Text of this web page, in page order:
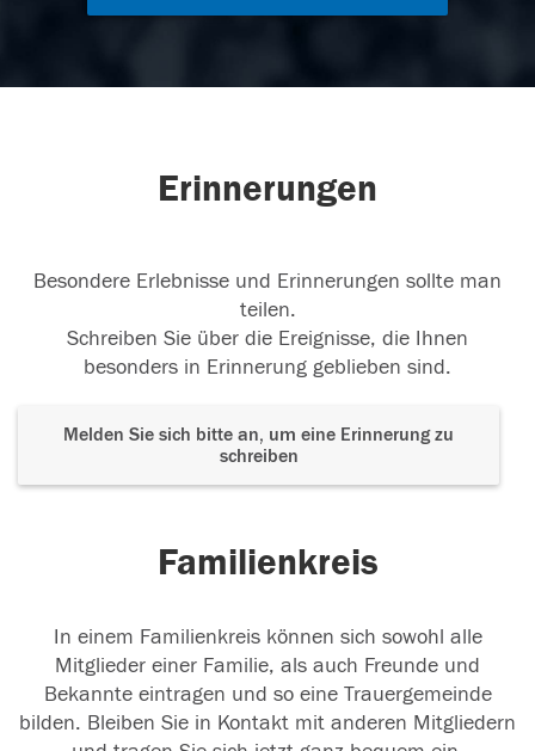
Erinnerungen
Besondere Erlebnisse und Erinnerungen sollte man
teilen.
Schreiben Sie über die Ereignisse, die Ihnen
besonders in Erinnerung geblieben sind.
Melden Sie sich bitte an, um eine Erinnerung zu
schreiben
Familienkreis
In einem Familienkreis können sich sowohl alle
Mitglieder einer Familie, als auch Freunde und
Bekannte eintragen und so eine Trauergemeinde
bilden. Bleiben Sie in Kontakt mit anderen Mitgliedern